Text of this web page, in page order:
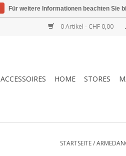
0 Artikel - CHF 0,00
ACCESSOIRES HOME STORES
STARTSEITE/
Für weitere Informationen beachten Sie